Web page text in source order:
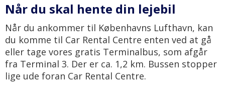
Når du skal hente din lejebil
Når du ankommer til Københavns Lufthavn, kan
du komme til Car Rental Centre enten ved at gå
eller tage vores gratis Terminalbus, som afgår
fra Terminal 3. Der er ca. 1,2 km. Bussen stopper
lige ude foran Car Rental Centre.